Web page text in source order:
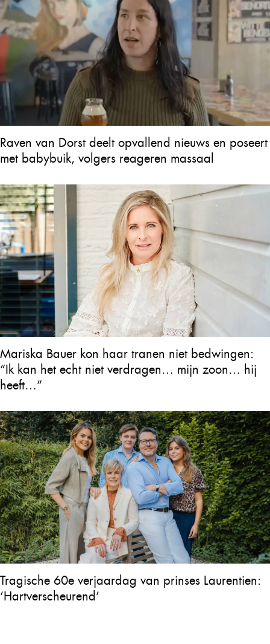
Raven van Dorst deelt opvallend nieuws en poseert
met babybuik, volgers reageren massaal
Mariska Bauer kon haar tranen niet bedwingen:
“Ik kan het echt niet verdragen… mijn zoon… hij
heeft…”
Tragische 60e verjaardag van prinses Laurentien:
‘Hartverscheurend’